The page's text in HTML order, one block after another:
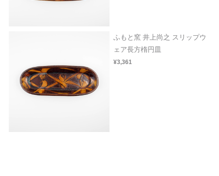
ふもと窯 井上尚之 スリップウ
ェア長方楕円皿
¥3,361